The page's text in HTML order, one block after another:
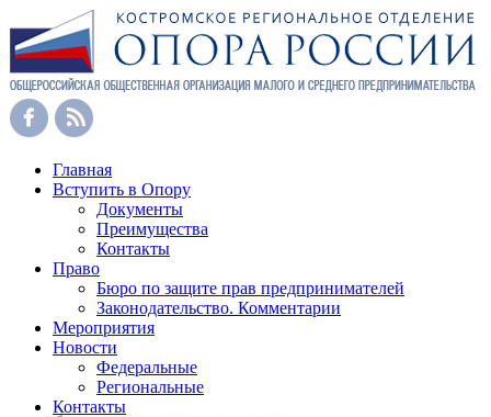
Главная
Вступить в Опору
Документы
Преимущества
Контакты
Право
Бюро по защите прав предпринимателей
Законодательство. Комментарии
Мероприятия
Новости
Федеральные
Региональные
Контакты